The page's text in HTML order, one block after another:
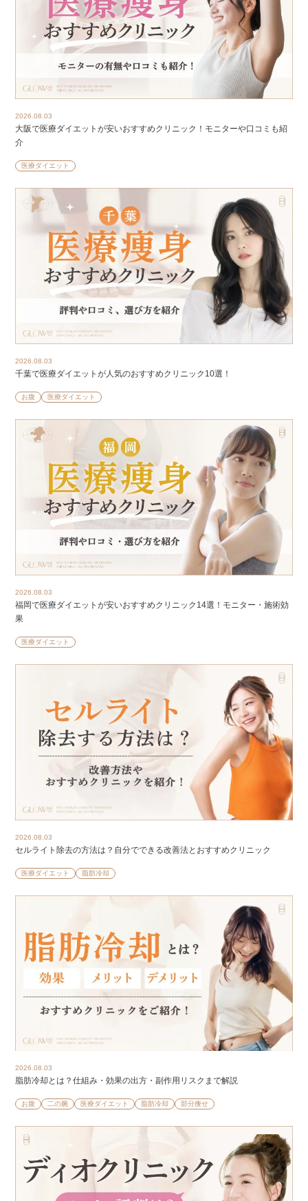
2026.08.03
大阪で医療ダイエットが安いおすすめクリニック！モニターや口コミも紹
介
医療ダイエット
2026.08.03
千葉で医療ダイエットが人気のおすすめクリニック10選！
お腹 医療ダイエット
2026.08.03
福岡で医療ダイエットが安いおすすめクリニック14選！モニター・施術効
果
医療ダイエット
2026.08.03
セルライト除去の方法は？自分でできる改善法とおすすめクリニック
医療ダイエット 脂肪冷却
2026.08.03
脂肪冷却とは？仕組み・効果の出方・副作用リスクまで解説
お腹 二の腕 医療ダイエット 脂肪冷却 部分痩せ